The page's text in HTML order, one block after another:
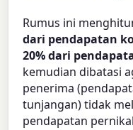
Rumus ini
dari pendapatan
20% dari
kemudian dibatasi
penerima
tunjangan) tidak
pendapatan